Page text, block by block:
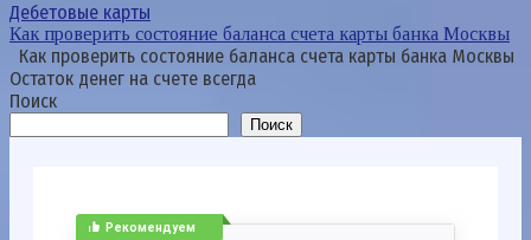
Дебетовые карты
Как проверить состояние баланса счета карты банка Москвы
Как проверить состояние баланса счета карты банка Москвы
Остаток денег на счете всегда
Поиск
Поиск